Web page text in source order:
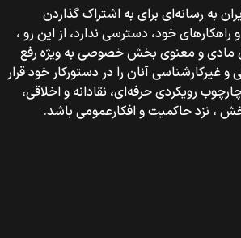
به رسانه‌ای برای به اشتراک گذاردن
راهکارهای خود، دسترسی ندارد، از این رو ،
مادی و معنوی بخش خصوصی به ویژه رفع
غیرکارشناسی آنان را در دستورکار خود قرار
رویکردی حرفه‌ای، نقادانه و اخلاقی،
، نزد حاکمیت و افکارعمومی باشد.